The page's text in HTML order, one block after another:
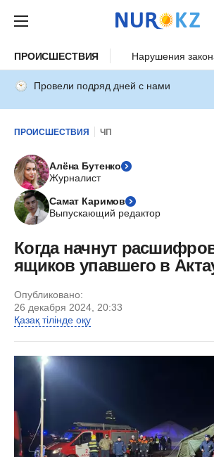
ПРОИСШЕСТВИЯ Нарушения
Провели подряд дней с нами
ПРОИСШЕСТВИЯ ЧП
Алёна Бутенко
Журналист
Самат Каримов
Выпускающий редактор
Когда начнут
ящиков упавшего в
Опубликовано:
26 декабря 2024, 20:33
Қазақ тілінде оқу